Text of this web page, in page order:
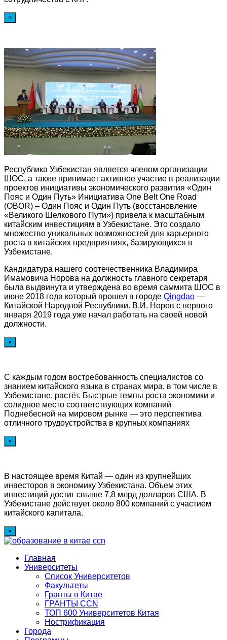
×
Республика Узбекистан является членом организации
ШОС, а также принимает активное участие в реализации
проектов инициативы экономического развития «Один
Пояс и Один Путь» Инициатива One Belt One Road
(OBOR) – Один Пояс и Один Путь (восстановление
«Великого Шелкового Пути») привела к масштабным
китайским инвестициям в Узбекистане. Это создало
множество уникальных возможностей для карьерного
роста в китайских предприятиях, базирующихся в
Узбекистане.
Кандидатура нашего соотечественника Владимира
Имамовича Норова на должность главного секретаря
была выдвинута и утверждена во время саммита ШОС в
июне 2018 года который прошел в городе Qingdao —
Китайской Народной Республики. В.И. Норов с первого
января 2019 года уже начал работать на своей новой
должности.
×
С каждым годом востребованность специалистов со
знанием китайского языка в странах мира, в том числе в
Узбекистане, растёт. Быстрые темпы роста экономики и
солидное место соответствующих компаний
Поднебесной на мировом рынке — это перспектива
отличного трудоустройства в крупных компаниях
×
В настоящее время Китай — один из крупнейших
инвесторов в экономику Узбекистана. Объем этих
инвестиций достиг свыше 7,8 млрд долларов США. В
Узбекистане действует около 800 компаний с участием
китайского капитала.
×
Главная
Университеты
Список Университетов
Факультеты
Гранты в Китае
ГРАНТЫ ССN
ТОП 600 Университетов Китая
Нострификация
Города